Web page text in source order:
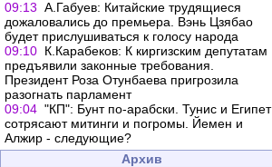
09:13 А.Габуев: Китайские трудящиеся
дожаловались до премьера. Вэнь Цзябао
будет прислушиваться к голосу народа
09:10 К.Карабеков: К киргизским депутатам
предъявили законные требования.
Президент Роза Отунбаева пригрозила
разогнать парламент
09:04 "КП": Бунт по-арабски. Тунис и Египет
сотрясают митинги и погромы. Йемен и
Алжир - следующие?
Архив